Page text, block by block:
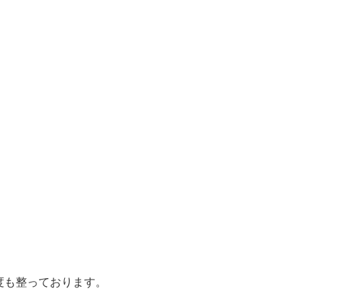
整っております。